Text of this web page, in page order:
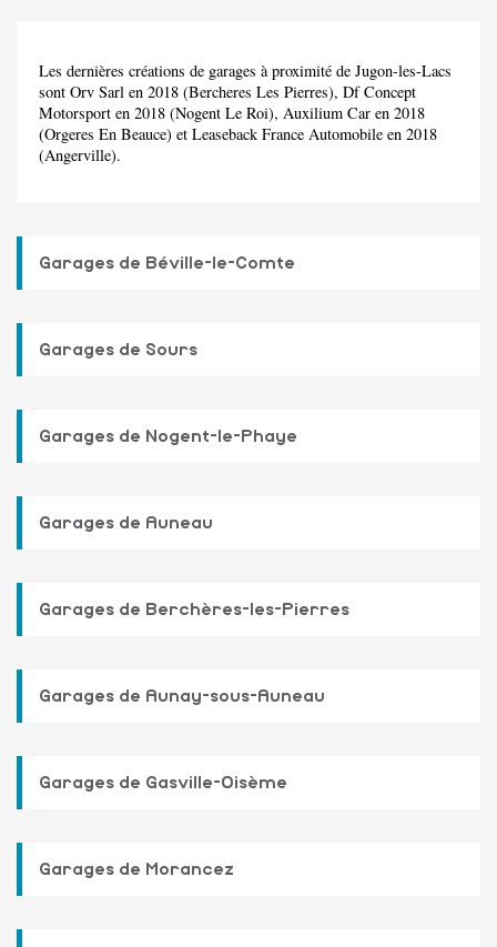
Les dernières créations de garages à proximité de Jugon-les-Lacs
sont Orv Sarl en 2018 (Bercheres Les Pierres), Df Concept
Motorsport en 2018 (Nogent Le Roi), Auxilium Car en 2018
(Orgeres En Beauce) et Leaseback France Automobile en 2018
(Angerville).
Garages de Béville-le-Comte
Garages de Sours
Garages de Nogent-le-Phaye
Garages de Auneau
Garages de Berchères-les-Pierres
Garages de Aunay-sous-Auneau
Garages de Gasville-Oisème
Garages de Morancez